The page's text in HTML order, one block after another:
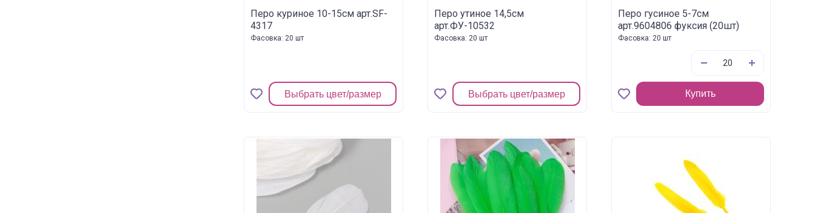
Перо куриное 10-15см арт.SF-
4317
Фасовка: 20 шт
Выбрать цвет/размер
Перо утиное 14,5см
арт.ФУ-10532
Фасовка: 20 шт
Выбрать цвет/размер
Перо гусиное 5-7см
арт.9604806 фуксия (20шт)
Фасовка: 20 шт
Купить